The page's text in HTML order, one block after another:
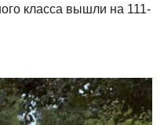
класса вышли на 111-